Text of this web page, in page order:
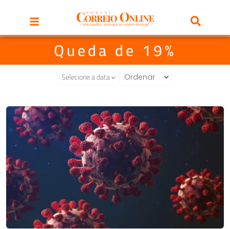
Queda de 19%
Selecione a data